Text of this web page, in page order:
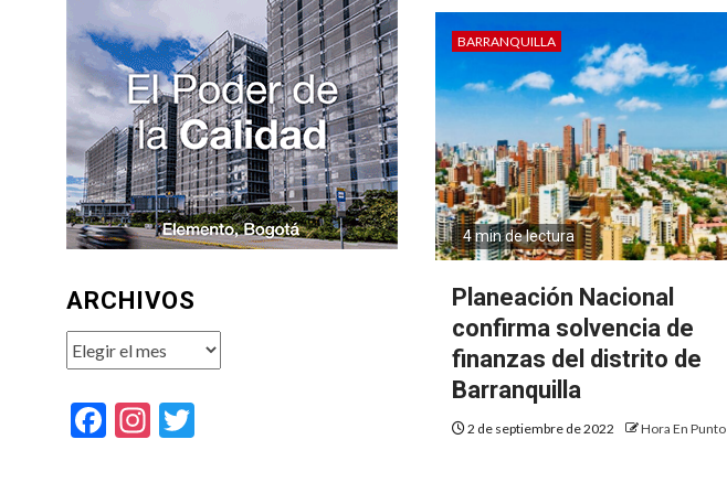
BARRANQUILLA
4 min de lectura
Planeación Nacional
confirma solvencia de
finanzas del distrito de
Barranquilla
2 de septiembre de 2022 Hora En Punto
ARCHIVOS
Archivos
Facebook
Instagram